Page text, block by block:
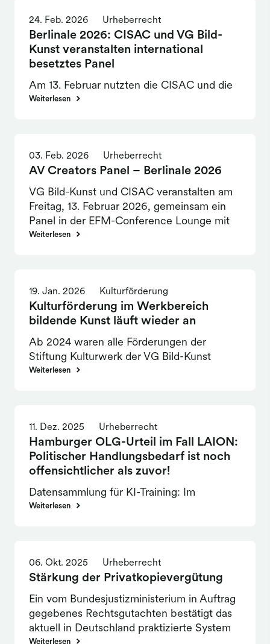
„Urheberrecht in Zeiten Künstlicher
Intelligenz“ verabschiedet. 460
Parlamentarier*innen stimmten für den
Report, 88 enthielten sich und 71 stimmten
dagegen.
24. Feb. 2026 Urheberrecht
Berlinale 2026: CISAC und VG Bild-
Kunst veranstalten international
besetztes Panel
Am 13. Februar nutzten die CISAC und die
VG Bild-Kunst den Rahmen des European
Filmurheber*innen zu lenken.
Weiterlesen
03. Feb. 2026 Urheberrecht
AV Creators Panel – Berlinale 2026
VG Bild-Kunst und CISAC veranstalten am
Freitag, 13. Februar 2026, gemeinsam ein
Panel in der EFM-Conference Lounge mit
dem Titel „Sustaining AV Creators in a
Filmschaffende.
Weiterlesen
19. Jan. 2026 Kulturförderung
Kulturförderung im Werkbereich
bildende Kunst läuft wieder an
Ab 2024 waren alle Förderungen der
Stiftung Kulturwerk der VG Bild-Kunst
vorerst ausgesetzt worden. Im Laufe dieses
Weiterlesen
11. Dez. 2025 Urheberrecht
Hamburger OLG-Urteil im Fall LAION:
Politischer Handlungsbedarf ist noch
offensichtlicher als zuvor!
Datensammlung für KI-Training: Im
Verfahren des Fotografen Robert Kneschke
Rechteinhaber*innen durch seine
Entscheidung geschwächt. Politischer
Handlungsbedarf ist nun offensichtlich.
Weiterlesen
06. Okt. 2025 Urheberrecht
Stärkung der Privatkopievergütung
Ein vom Bundesjustizministerium in Auftrag
gegebenes Rechtsgutachten bestätigt das
aktuell in Deutschland praktizierte System
Weiterlesen